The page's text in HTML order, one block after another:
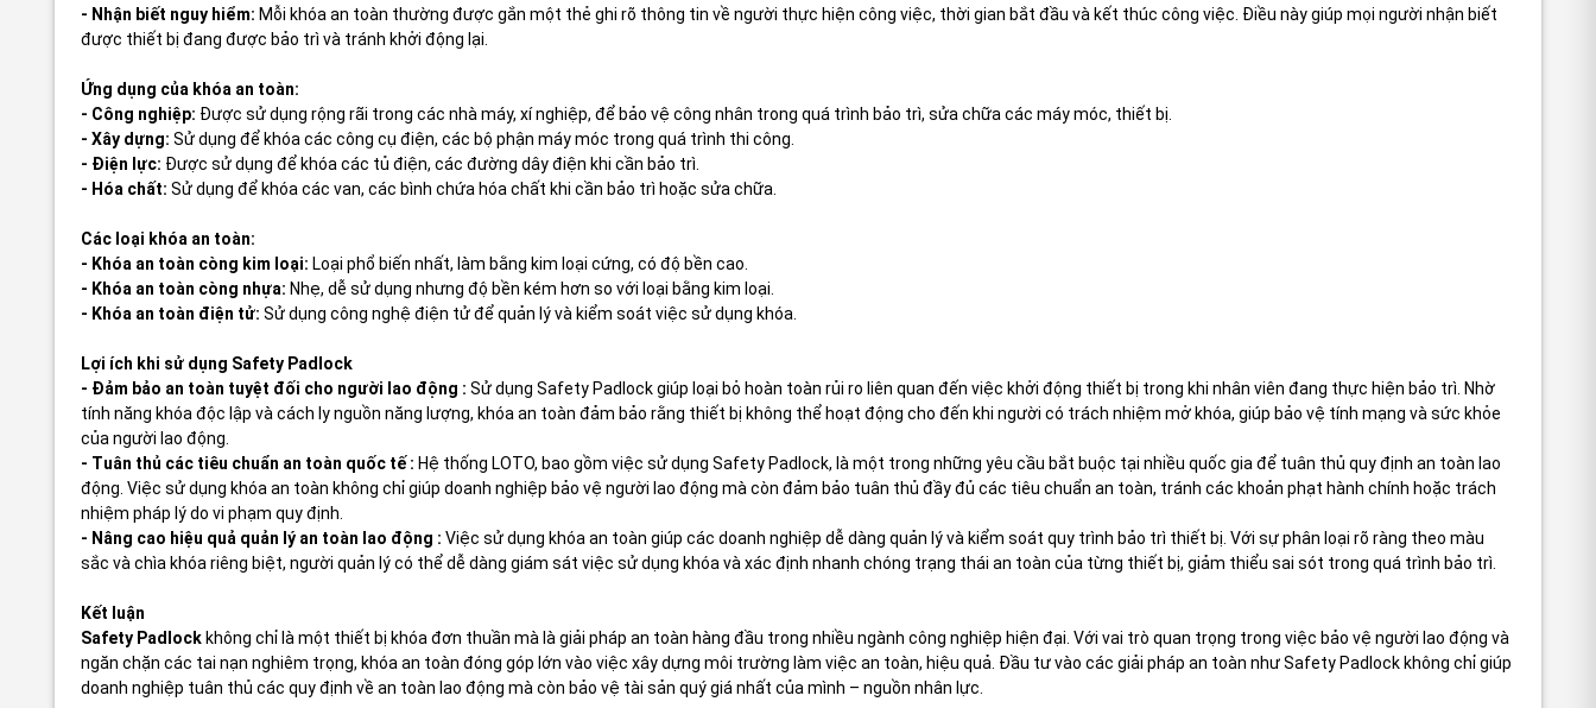
- Nhận biết nguy hiểm: Mỗi khóa an toàn thường được gắn một thẻ ghi rõ thông tin về người thực hiện công việc, thời gian bắt đầu và kết thúc công việc. Điều này giúp mọi người nhận biết
được thiết bị đang được bảo trì và tránh khởi động lại.
Ứng dụng của khóa an toàn:
- Công nghiệp: Được sử dụng rộng rãi trong các nhà máy, xí nghiệp, để bảo vệ công nhân trong quá trình bảo trì, sửa chữa các máy móc, thiết bị.
- Xây dựng: Sử dụng để khóa các công cụ điện, các bộ phận máy móc trong quá trình thi công.
- Điện lực: Được sử dụng để khóa các tủ điện, các đường dây điện khi cần bảo trì.
- Hóa chất: Sử dụng để khóa các van, các bình chứa hóa chất khi cần bảo trì hoặc sửa chữa.
Các loại khóa an toàn:
- Khóa an toàn còng kim loại: Loại phổ biến nhất, làm bằng kim loại cứng, có độ bền cao.
- Khóa an toàn còng nhựa: Nhẹ, dễ sử dụng nhưng độ bền kém hơn so với loại bằng kim loại.
- Khóa an toàn điện tử: Sử dụng công nghệ điện tử để quản lý và kiểm soát việc sử dụng khóa.
Lợi ích khi sử dụng Safety Padlock
- Đảm bảo an toàn tuyệt đối cho người lao động : Sử dụng Safety Padlock giúp loại bỏ hoàn toàn rủi ro liên quan đến việc khởi động thiết bị trong khi nhân viên đang thực hiện bảo trì. Nhờ
tính năng khóa độc lập và cách ly nguồn năng lượng, khóa an toàn đảm bảo rằng thiết bị không thể hoạt động cho đến khi người có trách nhiệm mở khóa, giúp bảo vệ tính mạng và sức khỏe
của người lao động.
- Tuân thủ các tiêu chuẩn an toàn quốc tế : Hệ thống LOTO, bao gồm việc sử dụng Safety Padlock, là một trong những yêu cầu bắt buộc tại nhiều quốc gia để tuân thủ quy định an toàn lao
động. Việc sử dụng khóa an toàn không chỉ giúp doanh nghiệp bảo vệ người lao động mà còn đảm bảo tuân thủ đầy đủ các tiêu chuẩn an toàn, tránh các khoản phạt hành chính hoặc trách
nhiệm pháp lý do vi phạm quy định.
- Nâng cao hiệu quả quản lý an toàn lao động : Việc sử dụng khóa an toàn giúp các doanh nghiệp dễ dàng quản lý và kiểm soát quy trình bảo trì thiết bị. Với sự phân loại rõ ràng theo màu
sắc và chìa khóa riêng biệt, người quản lý có thể dễ dàng giám sát việc sử dụng khóa và xác định nhanh chóng trạng thái an toàn của từng thiết bị, giảm thiểu sai sót trong quá trình bảo trì.
Kết luận
Safety Padlockkhông chỉ là một thiết bị khóa đơn thuần mà là giải pháp an toàn hàng đầu trong nhiều ngành công nghiệp hiện đại. Với vai trò quan trọng trong việc bảo vệ người lao động và
ngăn chặn các tai nạn nghiêm trọng, khóa an toàn đóng góp lớn vào việc xây dựng môi trường làm việc an toàn, hiệu quả. Đầu tư vào các giải pháp an toàn như Safety Padlock không chỉ giúp
doanh nghiệp tuân thủ các quy định về an toàn lao động mà còn bảo vệ tài sản quý giá nhất của mình – nguồn nhân lực.